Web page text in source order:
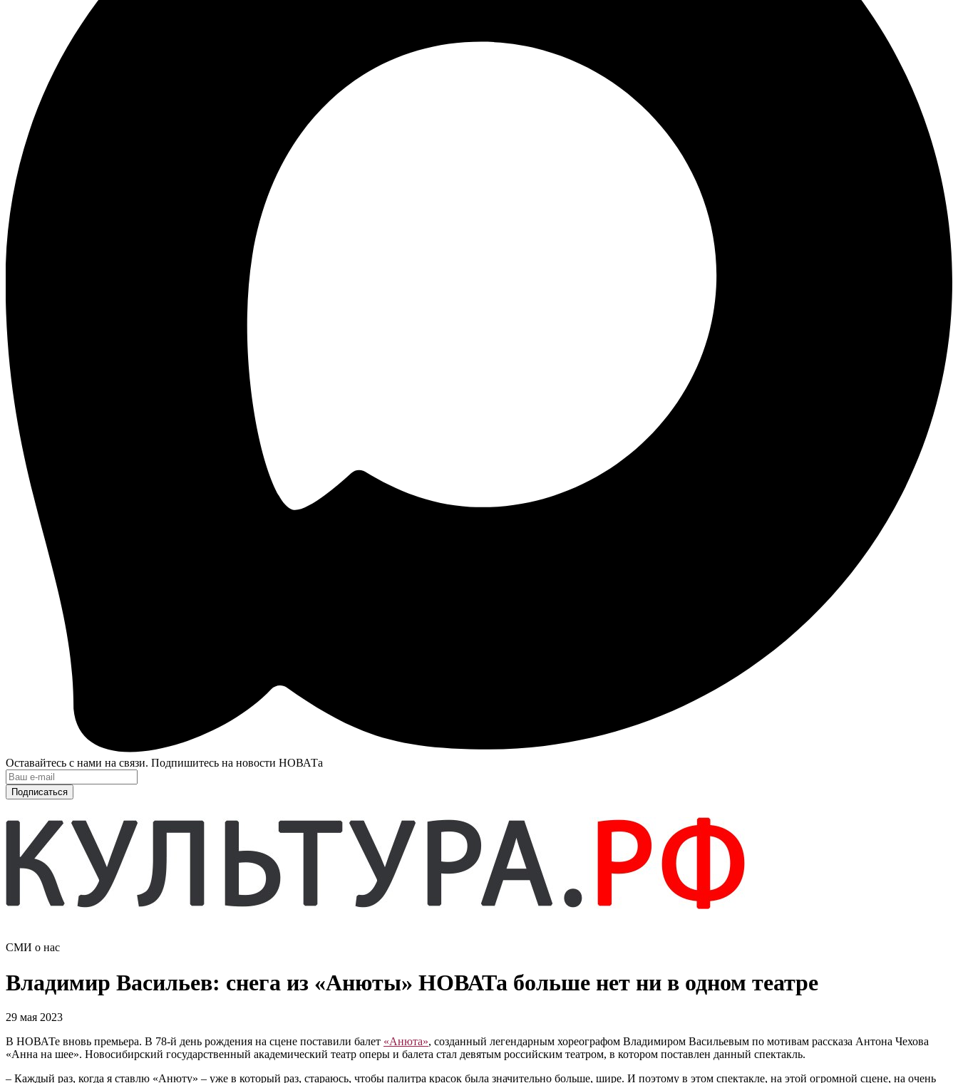
Оставайтесь с нами на связи. Подпишитесь на новости НОВАТа
Подписаться
СМИ о нас
Владимир Васильев: снега из «Анюты» НОВАТа больше нет ни в одном театре
29 мая 2023
В НОВАТе вновь премьера. В 78-й день рождения на сцене поставили балет «Анюта», созданный легендарным хореографом Владимиром Васильевым по мотивам рассказа Антона Чехова
«Анна на шее». Новосибирский государственный академический театр оперы и балета стал девятым российским театром, в котором поставлен данный спектакль.
– Каждый раз, когда я ставлю «Анюту» – уже в который раз, стараюсь, чтобы палитра красок была значительно больше, шире. И поэтому в этом спектакле, на этой огромной сцене, на очень